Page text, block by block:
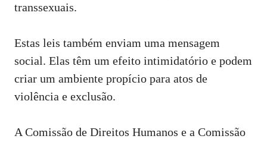
transsexuais.
Estas leis também enviam uma mensagem
social. Elas têm um efeito intimidatório e podem
criar um ambiente propício para atos de
violência e exclusão.
A Comissão de Direitos Humanos e a Comissão